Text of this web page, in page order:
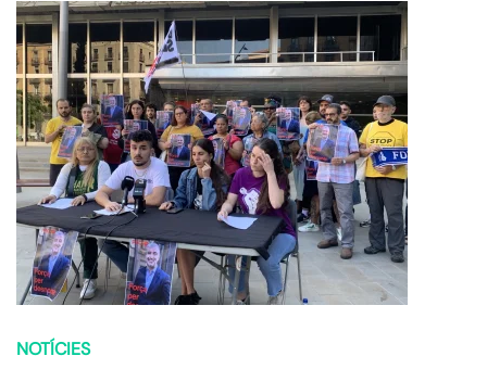
NOTÍCIES